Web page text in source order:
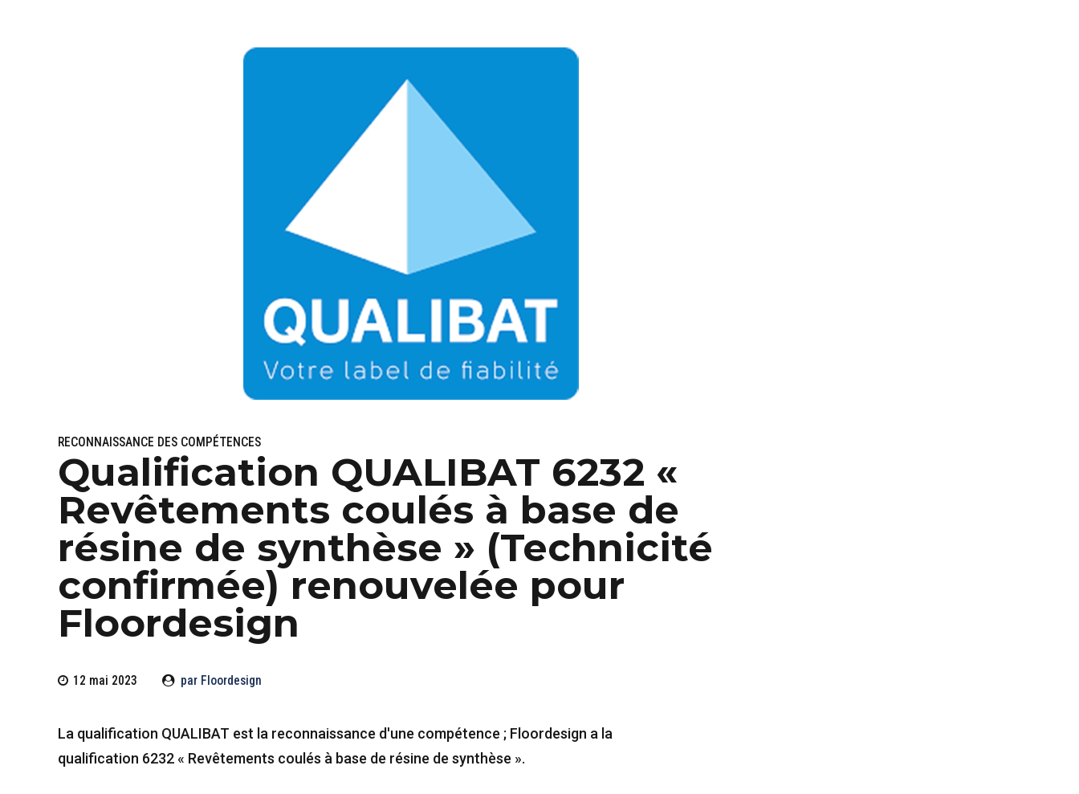
RECONNAISSANCE DES COMPÉTENCES
Qualification QUALIBAT 6232 «
Revêtements coulés à base de
résine de synthèse » (Technicité
confirmée) renouvelée pour
Floordesign
12 mai 2023 par Floordesign
La qualification QUALIBAT est la reconnaissance d'une compétence ; Floordesign a la
qualification 6232 « Revêtements coulés à base de résine de synthèse ».